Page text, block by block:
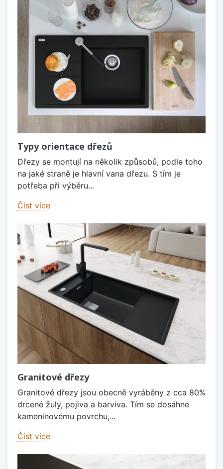
Typy orientace dřezů
Dřezy se montují na několik způsobů, podle toho
na jaké straně je hlavní vana dřezu. S tím je
potřeba při výběru...
Číst více
Granitové dřezy
Granitové dřezy jsou obecně vyráběny z cca 80%
drcené žuly, pojiva a barviva. Tím se dosáhne
kameninovému povrchu,...
Číst více